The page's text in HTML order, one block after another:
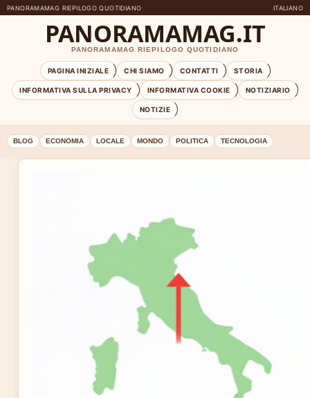
PANORAMAMAG RIEPILOGO QUOTIDIANO ITALIANO
PANORAMAMAG.IT
PANORAMAMAG RIEPILOGO QUOTIDIANO
PAGINA INIZIALE CHI SIAMO CONTATTI STORIA
INFORMATIVA SULLA PRIVACY INFORMATIVA COOKIE NOTIZIARIO
NOTIZIE
BLOG ECONOMIA LOCALE MONDO POLITICA TECNOLOGIA